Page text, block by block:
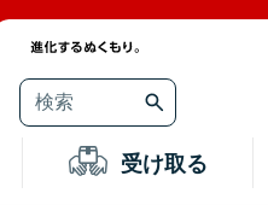
受け取る